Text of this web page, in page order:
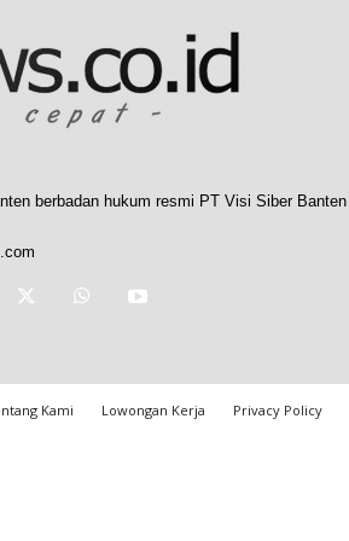
berbadan hukum resmi PT Visi Siber Banten
Kami Lowongan Kerja Privacy Policy